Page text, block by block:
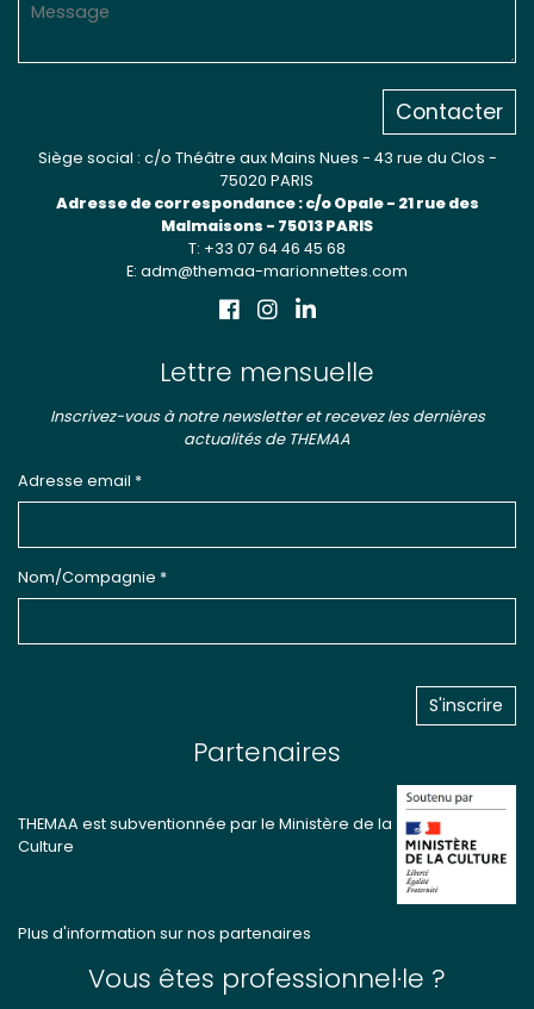
Contacter
Siège social : c/o Théâtre aux Mains Nues - 43 rue du Clos -
75020 PARIS
Adresse de correspondance : c/o Opale - 21 rue des
Malmaisons - 75013 PARIS
T: +33 07 64 46 45 68
E: adm@themaa-marionnettes.com
Lettre mensuelle
Inscrivez-vous à notre newsletter et recevez les dernières
actualités de THEMAA
Adresse email *
Nom/Compagnie *
Partenaires
THEMAA est subventionnée par le Ministère de la
Culture
Plus d'information sur nos partenaires
Vous êtes professionnel·le ?